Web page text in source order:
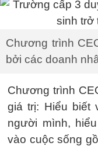
Chương trình
bởi các doanh
Chương trình
giá trị: Hiểu biết
người mình,
vào cuộc sống